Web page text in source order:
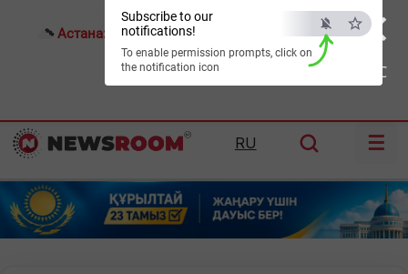
×
ESC
Subscribe to our
notifications!
To enable permission prompts, click on
the notification icon
Астана: 17°C Алматы: Шымкент:21°C
RU ☰